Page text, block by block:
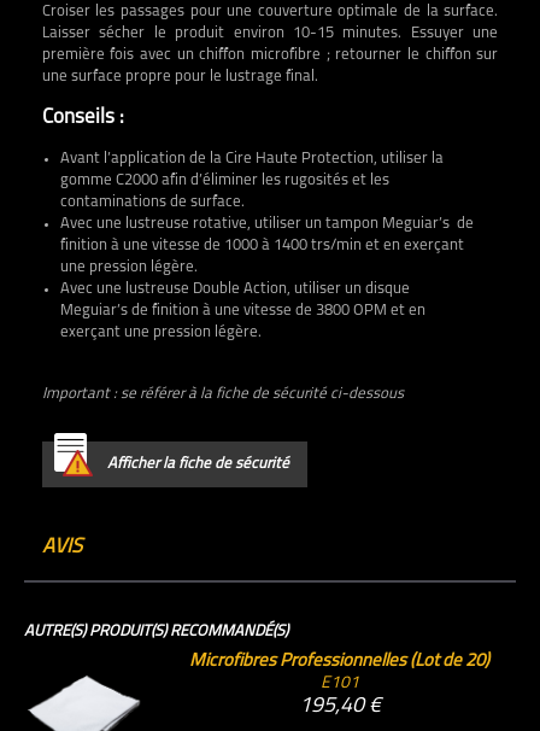
Croiser les passages pour une couverture optimale de la surface.
Laisser sécher le produit environ 10-15 minutes. Essuyer une
première fois avec un chiffon microfibre ; retourner le chiffon sur
une surface propre pour le lustrage final.
Conseils :
Avant l’application de la Cire Haute Protection, utiliser la
gomme C2000 afin d’éliminer les rugosités et les
contaminations de surface.
Avec une lustreuse rotative, utiliser un tampon Meguiar’s de
finition à une vitesse de 1000 à 1400 trs/min et en exerçant
une pression légère.
Avec une lustreuse Double Action, utiliser un disque
Meguiar’s de finition à une vitesse de 3800 OPM et en
exerçant une pression légère.
Important : se référer à la fiche de sécurité ci-dessous
Afficher la fiche de sécurité
AVIS
AUTRE(S) PRODUIT(S) RECOMMANDÉ(S)
Microfibres Professionnelles (Lot de 20)
E101
195,40 €